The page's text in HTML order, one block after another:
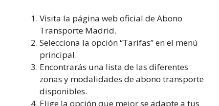
Visita la página web oficial de Abono
Transporte Madrid.
Selecciona la opción “Tarifas” en el menú
principal.
Encontrarás una lista de las diferentes
zonas y modalidades de abono transporte
disponibles.
Elige la opción que mejor se adapte a tus